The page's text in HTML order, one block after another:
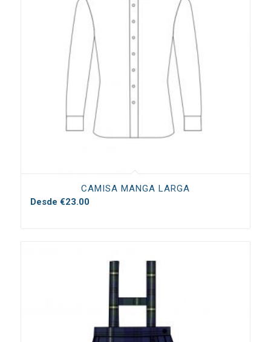
CAMISA MANGA LARGA
Desde €23.00